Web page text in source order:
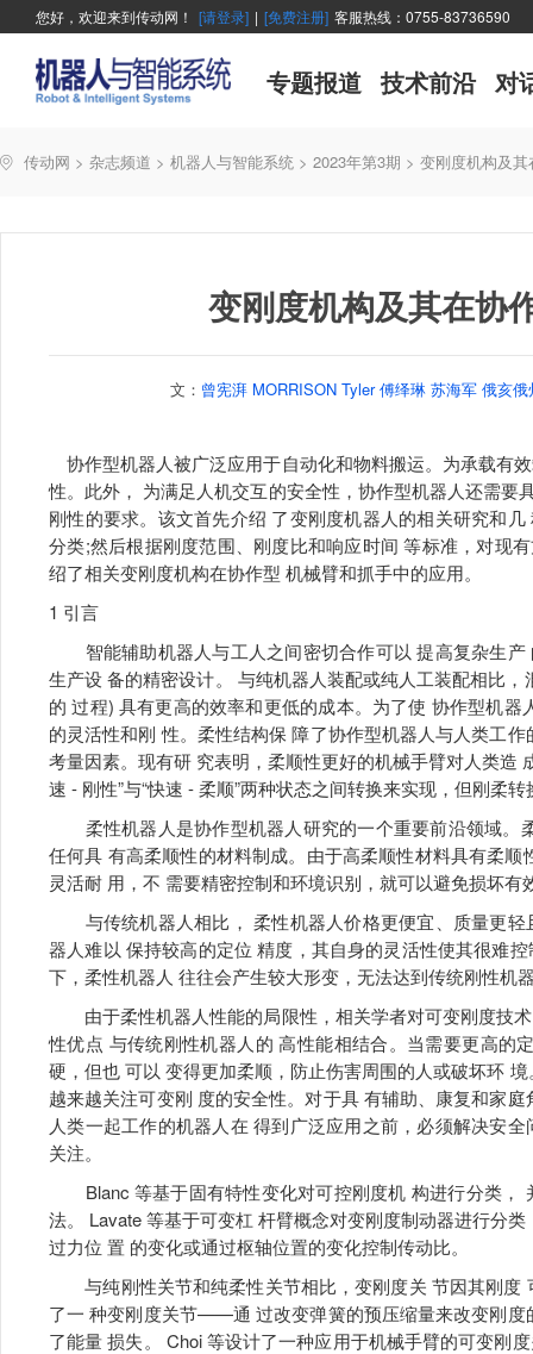
您好，欢迎来到传动网！ [请登录] | [免费注册] 客服热线：0755-83736590
专题报道 技术前沿 对
传动网 > 杂志频道 > 机器人与智能系统 > 2023年第3期 > 变刚度机构及
变刚度机构及其在协
文： 曾宪湃 MORRISON Tyler 傅绎琳 苏海军 俄亥
协作型机器人被广泛应用于自动化和物料搬运。为承载有
性。此外， 为满足人机交互的安全性，协作型机器人还需
刚性的要求。该文首先介绍 了变刚度机器人的相关研究和
分类;然后根据刚度范围、刚度比和响应时间 等标准，对现
绍了相关变刚度机构在协作型 机械臂和抓手中的应用。
1 引言
智能辅助机器人与工人之间密切合作可以 提高复杂生产
生产设 备的精密设计。 与纯机器人装配或纯人工装配相比
的 过程) 具有更高的效率和更低的成本。为了使 协作型机
的灵活性和刚 性。柔性结构保 障了协作型机器人与人类工
考量因素。现有研 究表明，柔顺性更好的机械手臂对人类造
速 - 刚性”与“快速 - 柔顺”两种状态之间转换来实现，但刚柔
柔性机器人是协作型机器人研究的一个重要前沿领域。
任何具 有高柔顺性的材料制成。由于高柔顺性材料具有柔
灵活耐 用，不 需要精密控制和环境识别，就可以避免损坏有
与传统机器人相比， 柔性机器人价格更便宜、质量更轻
器人难以 保持较高的定位 精度，其自身的灵活性使其很难
下，柔性机器人 往往会产生较大形变，无法达到传统刚性机
由于柔性机器人性能的局限性，相关学者对可变刚度技
性优点 与传统刚性机器人的 高性能相结合。当需要更高的
硬，但也 可以 变得更加柔顺，防止伤害周围的人或破坏环
越来越关注可变刚 度的安全性。对于具 有辅助、康复和家
人类一起工作的机器人在 得到广泛应用之前，必须解决安
关注。
Blanc 等基于固有特性变化对可控刚度机 构进行分类，
法。 Lavate 等基于可变杠 杆臂概念对变刚度制动器进行分
过力位 置 的变化或通过枢轴位置的变化控制传动比。
与纯刚性关节和纯柔性关节相比，变刚度关 节因其刚度
了一 种变刚度关节——通 过改变弹簧的预压缩量来改变刚
了能量 损失。 Choi 等设计了一种应用于机械手臂的可变刚